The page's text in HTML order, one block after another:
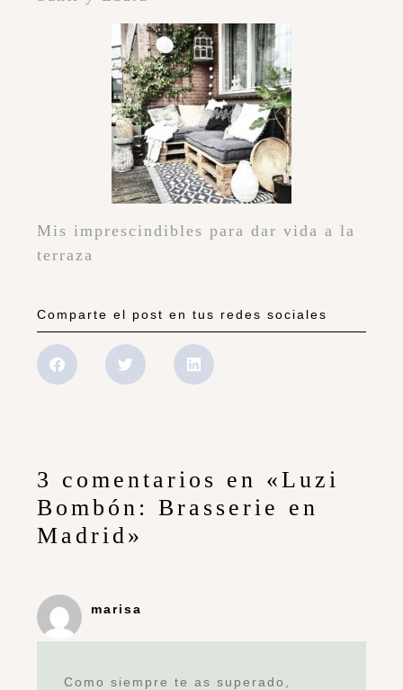
Mis imprescindibles para dar vida a la
terraza
Comparte el post en tus redes sociales
3 comentarios en «Luzi
Bombón: Brasserie en
Madrid»
marisa
Como siempre te as superado,